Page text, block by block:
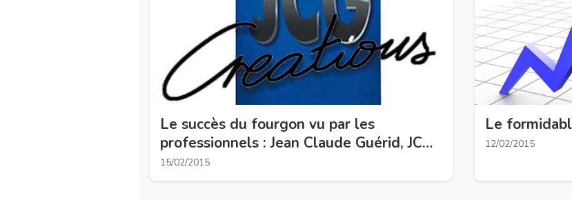
Le succès du fourgon vu par les
professionnels : Jean Claude Guérid, JCG
Créations
15/02/2015
Le
12/02/2015